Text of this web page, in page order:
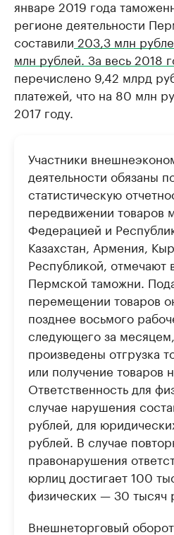
январе 2019 года
регионе деятельности
составили 203,3 млн
млн рублей. За весь 2018
перечислено 9,42 млрд
платежей, что на 80 млн
2017 году.
Участники
деятельности обязаны
статистическую
передвижении товаров
Федерацией и
Казахстан, Армения,
Республикой, отмечают
Пермской таможни.
перемещении товаров
позднее восьмого
следующего за
произведены отгрузка
или получение товаров
Ответственность для
случае нарушения
рублей, для
рублей. В случае
правонарушения
юрлиц достигает 100
физических — 30 тысяч
Внешнеторговый